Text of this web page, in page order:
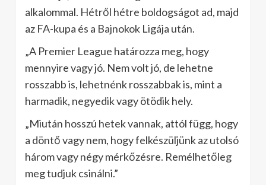
alkalommal. Hétről hétre boldogságot ad, majd
az FA-kupa és a Bajnokok Ligája után.
„A Premier League határozza meg, hogy
mennyire vagy jó. Nem volt jó, de lehetne
rosszabb is, lehetnénk rosszabbak is, mint a
harmadik, negyedik vagy ötödik hely.
„Miután hosszú hetek vannak, attól függ, hogy
a döntő vagy nem, hogy felkészüljünk az utolsó
három vagy négy mérkőzésre. Remélhetőleg
meg tudjuk csinálni.”